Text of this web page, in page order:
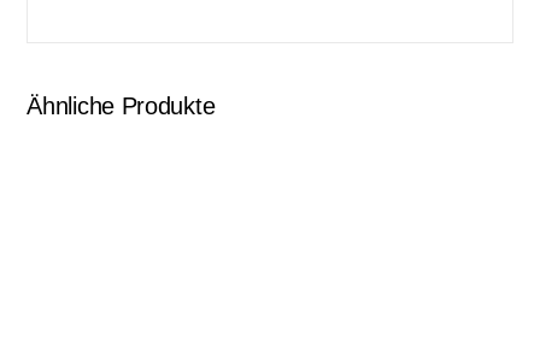
Ähnliche Produkte